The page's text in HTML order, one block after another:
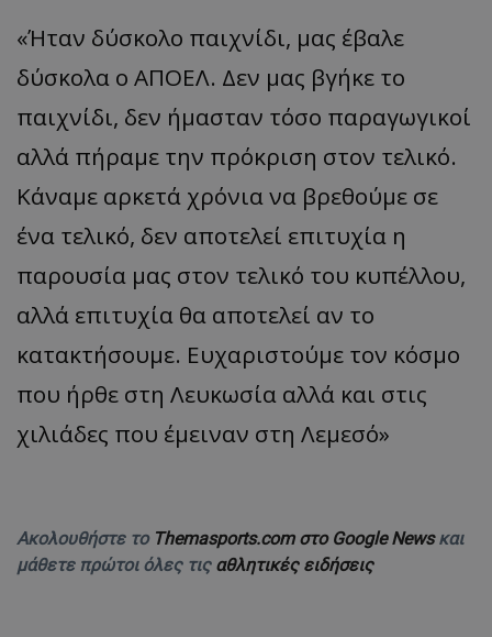
«Ήταν δύσκολο παιχνίδι, μας έβαλε
δύσκολα ο ΑΠΟΕΛ. Δεν μας βγήκε το
παιχνίδι, δεν ήμασταν τόσο παραγωγικοί
αλλά πήραμε την πρόκριση στον τελικό.
Κάναμε αρκετά χρόνια να βρεθούμε σε
ένα τελικό, δεν αποτελεί επιτυχία η
παρουσία μας στον τελικό του κυπέλλου,
αλλά επιτυχία θα αποτελεί αν το
κατακτήσουμε. Ευχαριστούμε τον κόσμο
που ήρθε στη Λευκωσία αλλά και στις
χιλιάδες που έμειναν στη Λεμεσό»
Ακολουθήστε το Themasports.com στο Google Newsκαι
μάθετε πρώτοι όλες τις αθλητικές ειδήσεις